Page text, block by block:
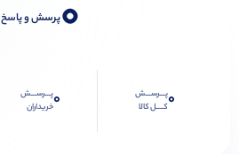
0پرسش و پاسخ
0پـــرســـش
کــــل کالا
0پـــرســـش
خریداران